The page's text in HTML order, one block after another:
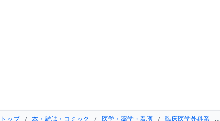
トップ / 本・雑誌・コミック / 医学・薬学・看護 / 臨床医学外科系 /